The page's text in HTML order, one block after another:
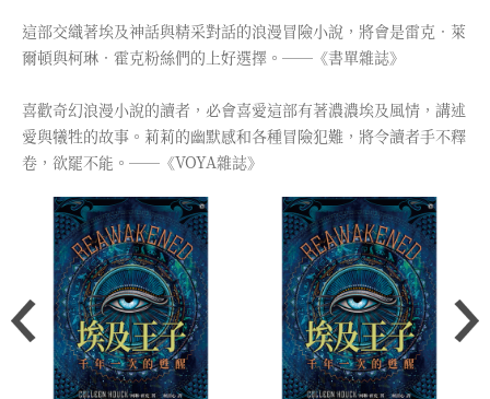
這部交織著埃及神話與精采對話的浪漫冒險小說，將會是雷克．萊
爾頓與柯琳．霍克粉絲們的上好選擇。──《書單雜誌》
喜歡奇幻浪漫小說的讀者，必會喜愛這部有著濃濃埃及風情，講述
愛與犧牲的故事。莉莉的幽默感和各種冒險犯難，將令讀者手不釋
卷，欲罷不能。──《VOYA雜誌》